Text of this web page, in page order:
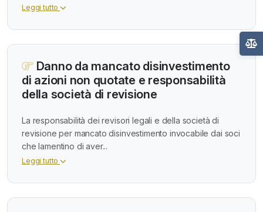
Leggi tutto
Danno da mancato disinvestimento
di azioni non quotate e responsabilità
della società di revisione
La responsabilità dei revisori legali e della società di
revisione per mancato disinvestimento invocabile dai soci
che lamentino di aver...
Leggi tutto